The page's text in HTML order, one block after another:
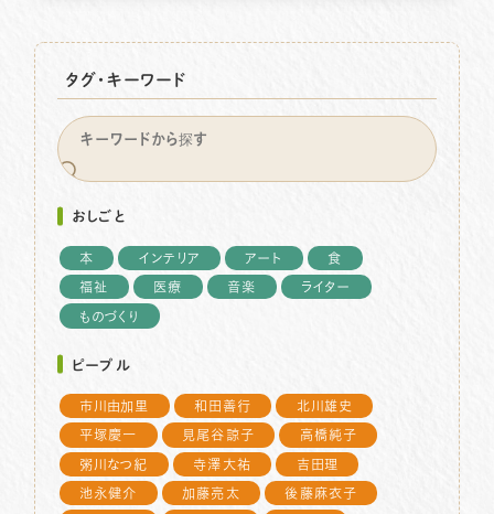
タグ・キーワード
おしごと
本 インテリア アート 食
福祉 医療 音楽 ライター
ものづくり
ピープル
市川由加里 和田善行 北川雄史
平塚慶一 見尾谷諒子 高橋純子
粥川なつ紀 寺澤大祐 吉田理
池永健介 加藤亮太 後藤麻衣子